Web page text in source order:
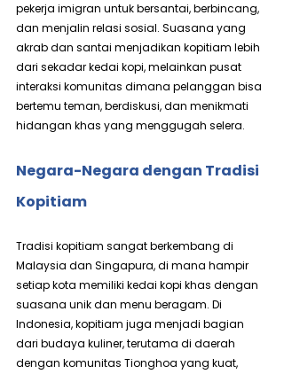
pekerja imigran untuk bersantai, berbincang,
dan menjalin relasi sosial. Suasana yang
akrab dan santai menjadikan kopitiam lebih
dari sekadar kedai kopi, melainkan pusat
interaksi komunitas dimana pelanggan bisa
bertemu teman, berdiskusi, dan menikmati
hidangan khas yang menggugah selera.
Negara-Negara dengan Tradisi
Kopitiam
Tradisi kopitiam sangat berkembang di
Malaysia dan Singapura, di mana hampir
setiap kota memiliki kedai kopi khas dengan
suasana unik dan menu beragam. Di
Indonesia, kopitiam juga menjadi bagian
dari budaya kuliner, terutama di daerah
dengan komunitas Tionghoa yang kuat,